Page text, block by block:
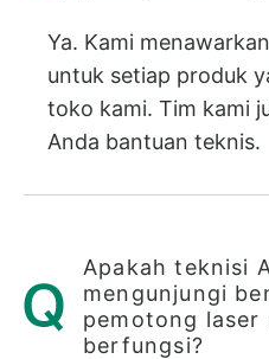
Ya. Kami
untuk setiap produk
toko kami. Tim kami
Anda bantuan teknis.
Apakah teknisi
mengunjungi
pemotong laser
berfungsi?